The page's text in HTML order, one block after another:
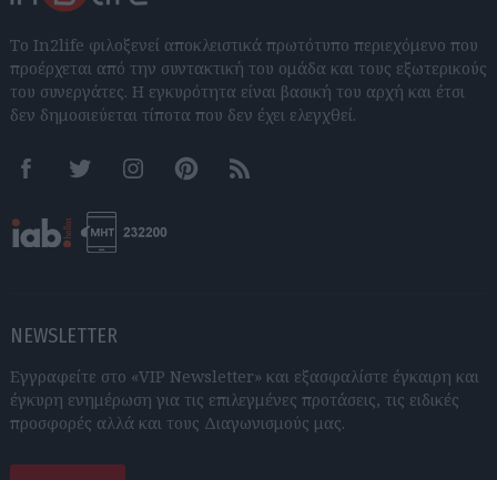
Το In2life φιλοξενεί αποκλειστικά πρωτότυπο περιεχόμενο που
προέρχεται από την συντακτική του ομάδα και τους εξωτερικούς
του συνεργάτες. Η εγκυρότητα είναι βασική του αρχή και έτσι
δεν δημοσιεύεται τίποτα που δεν έχει ελεγχθεί.
FacebookTwitter InstagramPinterestRSS feeds
NEWSLETTER
Εγγραφείτε στο «VIP Newsletter» και εξασφαλίστε έγκαιρη και
έγκυρη ενημέρωση για τις επιλεγμένες προτάσεις, τις ειδικές
προσφορές αλλά και τους Διαγωνισμούς μας.